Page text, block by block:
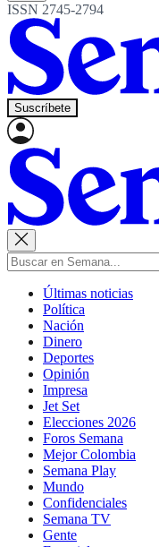
ISSN 2745-2794
Suscríbete
Últimas noticias
Política
Nación
Dinero
Deportes
Opinión
Impresa
Jet Set
Elecciones 2026
Foros Semana
Mejor Colombia
Semana Play
Mundo
Confidenciales
Semana TV
Gente